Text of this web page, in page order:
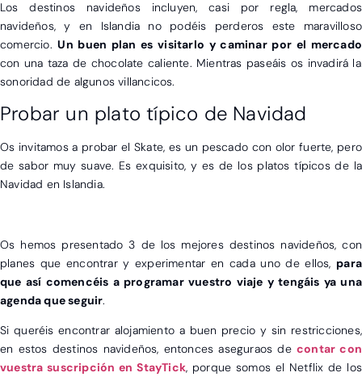
Los destinos navideños incluyen, casi por regla, mercados
navideños, y en Islandia no podéis perderos este maravilloso
comercio.Un buen plan es visitarlo y caminar por el mercado
con una taza de chocolate caliente. Mientras paseáis os invadirá la
sonoridad de algunos villancicos.
Probar un plato típico de Navidad
Os invitamos a probar el Skate, es un pescado con olor fuerte, pero
de sabor muy suave. Es exquisito, y es de los platos típicos de la
Navidad en Islandia.
Os hemos presentado 3 de los mejores destinos navideños, con
planes que encontrar y experimentar en cada uno de ellos, para
que así comencéis a programar vuestro viaje y tengáis ya una
agenda que seguir.
Si queréis encontrar alojamiento a buen precio y sin restricciones,
en estos destinos navideños, entonces aseguraos decontar con
vuestra suscripción en StayTick, porque somos el Netflix de los